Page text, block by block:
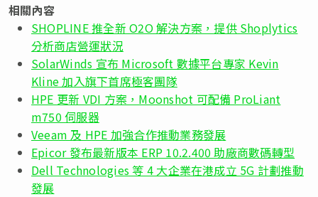
相關內容
SHOPLINE 推全新 O2O 解決方案，提供 Shoplytics
分析商店營運狀況
SolarWinds 宣布 Microsoft 數據平台專家 Kevin
Kline 加入旗下首席極客團隊
HPE 更新 VDI 方案，Moonshot 可配備 ProLiant
m750 伺服器
Veeam 及 HPE 加強合作推動業務發展
Epicor 發布最新版本 ERP 10.2.400 助廠商數碼轉型
Dell Technologies 等 4 大企業在港成立 5G 計劃推動
發展